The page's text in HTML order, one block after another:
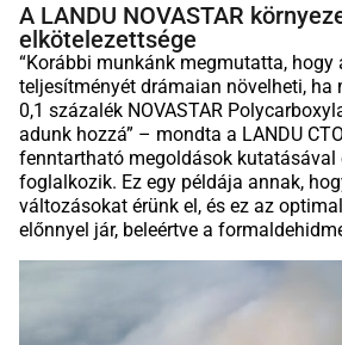
A LANDU NOVASTAR
elkötelezettsége
“Korábbi munkánk megmutatta, hogy
teljesítményét drámaian növelheti, ha
0,1 százalék NOVASTAR
adunk hozzá” – mondta a LANDU
fenntartható megoldások kutatásával
foglalkozik. Ez egy példája annak,
változásokat érünk el, és ez az
előnnyel jár, beleértve a